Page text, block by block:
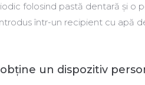
folosind pastă dentară și o
într-un recipient cu apă
un dispozitiv